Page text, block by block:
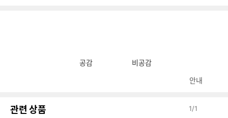
공감 비공감
안내
관련 상품 1/1